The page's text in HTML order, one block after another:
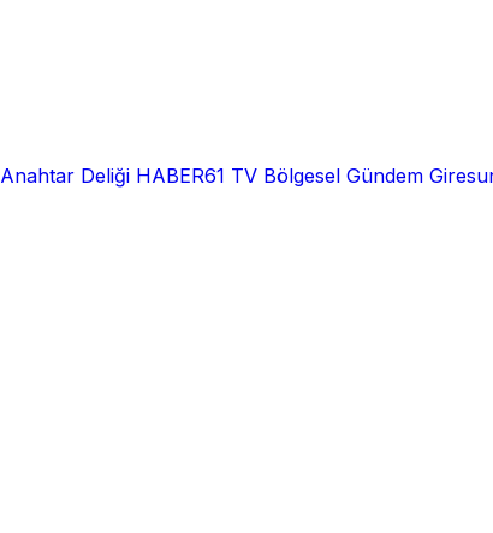
Anahtar Deliği HABER61 TV Bölgesel Gündem